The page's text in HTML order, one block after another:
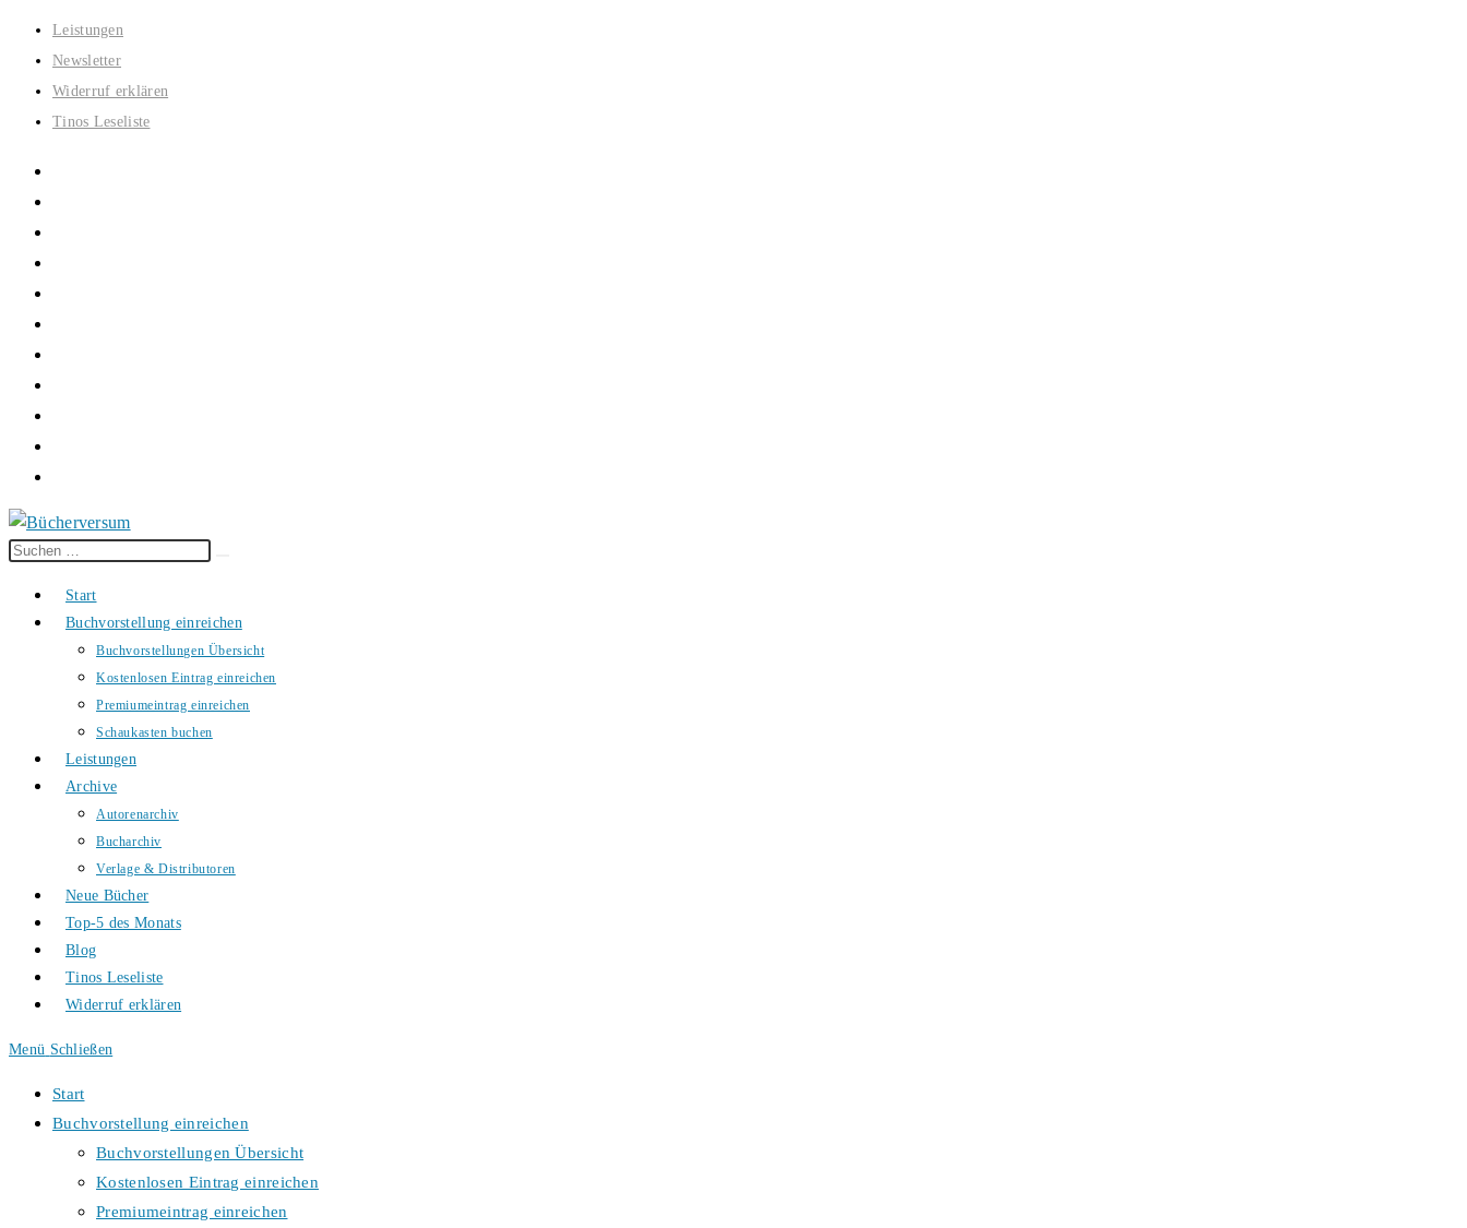
Zum
Inhalt
springen
Leistungen
Newsletter
Widerruf erklären
Tinos Leseliste
Diese
durchsuchen
Start
Buchvorstellung einreichen
Buchvorstellungen Übersicht
Kostenlosen Eintrag einreichen
Premiumeintrag einreichen
Schaukasten buchen
Leistungen
Archive
Autorenarchiv
Bucharchiv
Verlage & Distributoren
Neue Bücher
Top-5 des Monats
Blog
Tinos Leseliste
Widerruf erklären
Menü Schließen
Start
Buchvorstellung einreichen
Buchvorstellungen Übersicht
Kostenlosen Eintrag einreichen
Premiumeintrag einreichen